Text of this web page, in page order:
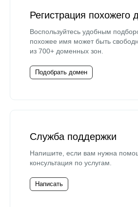
Регистрация похожего
Воспользуйтесь удобным
похожее имя может быть
из 700+ доменных зон.
Подобрать домен
Служба поддержки
Напишите, если вам нужна
консультация по услугам.
Написать